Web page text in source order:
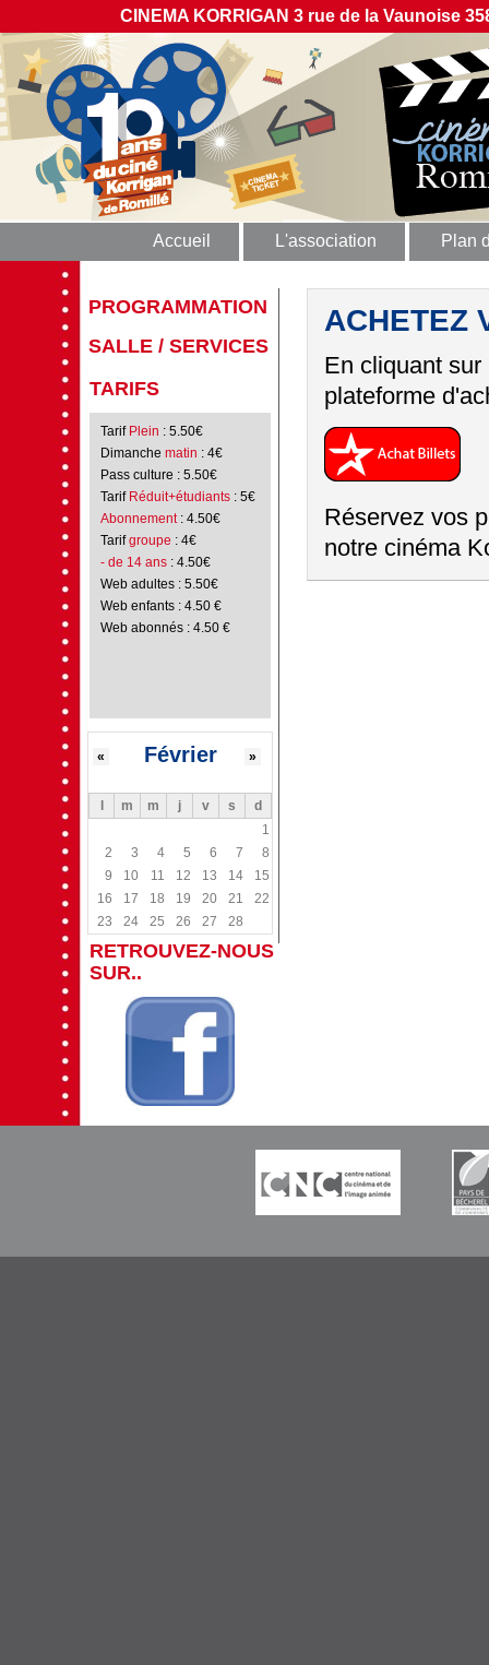
CINEMA KORRIGAN 3 rue de la Vaunoise
Accueil L'association Plan
PROGRAMMATION
SALLE / SERVICES
TARIFS
Tarif Plein : 5.50€
Dimanche matin : 4€
Pass culture : 5.50€
Tarif Réduit+étudiants : 5€
Abonnement: 4.50€
Tarifgroupe : 4€
- de 14 ans: 4.50€
Web adultes : 5.50€
Web enfants : 4.50 €
Web abonnés : 4.50 €
Février
« »
m m j v s
d
1
2
3 4 5 6 7
8
9
10 11 12 13 14
15
16
17 18 19 20 21
22
23
24 25 26 27 28
RETROUVEZ-NOUS
SUR..
ACHETEZ
En cliquant
plateforme
Réservez vos
notre cinéma